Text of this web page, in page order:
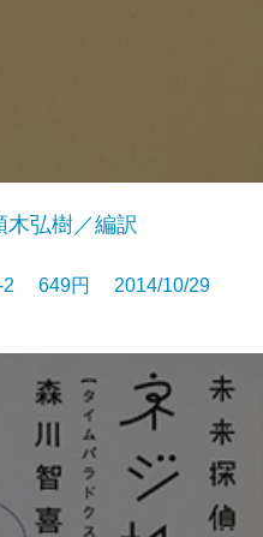
木弘樹／編訳
2 649円 2014/10/29